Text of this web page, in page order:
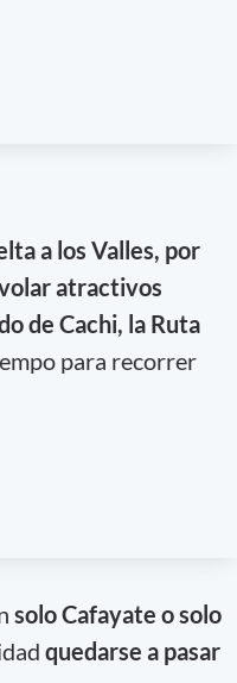
a los Valles, por
atractivos
de Cachi, la Ruta
para recorrer
solo Cafayate o solo
quedarse a pasar